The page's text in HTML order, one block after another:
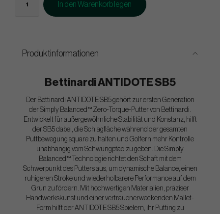
In den Warenkorb legen
Produktinformationen
Bettinardi ANTIDOTE SB5
Der Bettinardi ANTIDOTE SB5 gehört zur ersten Generation
der Simply Balanced™ Zero-Torque-Putter von Bettinardi.
Entwickelt für außergewöhnliche Stabilität und Konstanz, hilft
der SB5 dabei, die Schlagfläche während der gesamten
Puttbewegung square zu halten und Golfern mehr Kontrolle
unabhängig vom Schwungpfad zu geben. Die Simply
Balanced™ Technologie richtet den Schaft mit dem
Schwerpunkt des Putters aus, um dynamische Balance, einen
ruhigeren Stroke und wiederholbarere Performance auf dem
Grün zu fördern. Mit hochwertigen Materialien, präziser
Handwerkskunst und einer vertrauenerweckenden Mallet-
Form hilft der ANTIDOTE SB5 Spielern, ihr Putting zu